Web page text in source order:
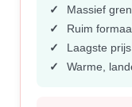
Massief
Ruim
Laagste
Warme,